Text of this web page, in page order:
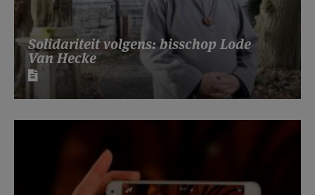
Solidariteit volgens: bisschop Lode
Van Hecke